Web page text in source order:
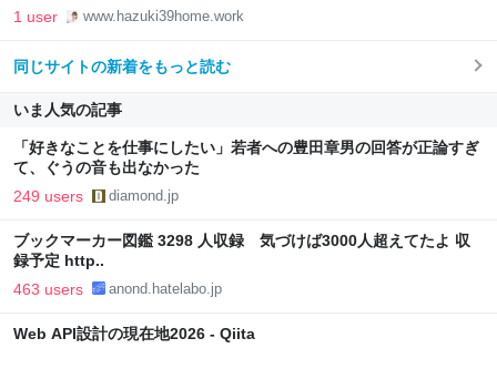
1 user www.hazuki39home.work
同じサイトの新着をもっと読む
いま人気の記事
「好きなことを仕事にしたい」若者への豊田章男の回答が正論すぎ
て、ぐうの音も出なかった
249 users diamond.jp
ブックマーカー図鑑 3298 人収録 気づけば3000人超えてたよ 収
録予定 http..
463 users anond.hatelabo.jp
Web API設計の現在地2026 - Qiita